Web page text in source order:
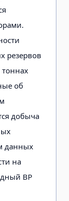
резервов
об
добыча
данных
на
BP